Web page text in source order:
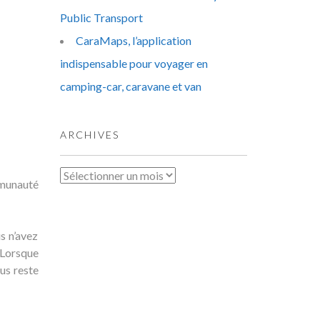
reste
Public Transport
CaraMaps, l’application
indispensable pour voyager en
camping-car, caravane et van
ARCHIVES
Archives